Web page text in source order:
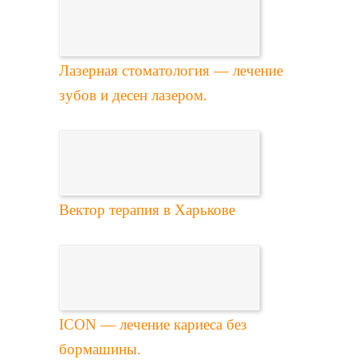
Лазерная стоматология — лечение
зубов и десен лазером.
Вектор терапия в Харькове
ICON — лечение кариеса без
бормашины.